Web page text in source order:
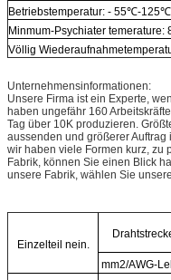
Betriebstemperatur: - 55℃-125℃
Minmum-Psychiater
Völlig
Unternehmensinformationen:
Unsere Firma ist ein Experte,
haben ungefähr 160
Tag über 10K produzieren.
aussenden und größerer
wir haben viele Formen kurz, zu
Fabrik, können Sie einen Blick
unsere Fabrik, wählen Sie
Einzelteil nein.
mm2/AWG-